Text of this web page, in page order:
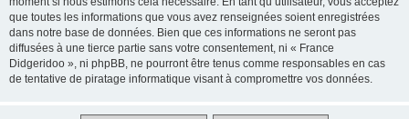
que toutes les informations que vous avez renseignées soient enregistrées
dans notre base de données. Bien que ces informations ne seront pas
diffusées à une tierce partie sans votre consentement, ni « France
Didgeridoo », ni phpBB, ne pourront être tenus comme responsables en cas
de tentative de piratage informatique visant à compromettre vos données.